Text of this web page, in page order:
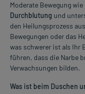
Moderate Bewegung
Durchblutung und
den Heilungsprozess
Bewegungen oder das
was schwerer ist als Ihr
führen, dass die Narbe
Verwachsungen bilden.
Was ist beim Duschen